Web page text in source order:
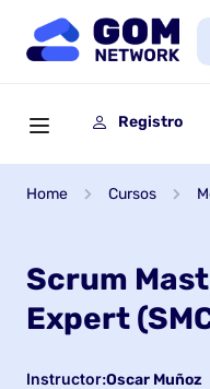
Registro
Home Cursos
Scrum
Expert
Instructor:Oscar Muñoz